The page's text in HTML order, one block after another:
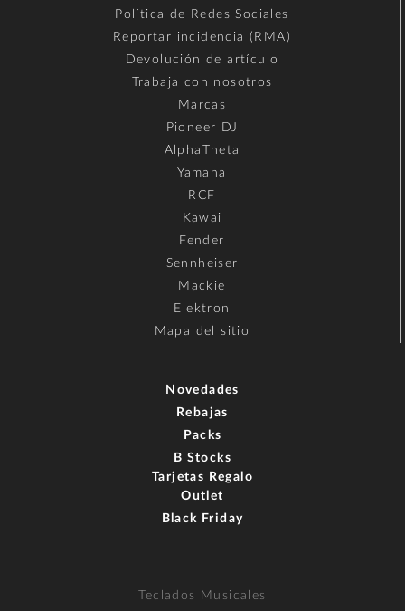
Política de Redes Sociales
Reportar incidencia (RMA)
Devolución de artículo
Trabaja con nosotros
Marcas
Pioneer DJ
AlphaTheta
Yamaha
RCF
Kawai
Fender
Sennheiser
Mackie
Elektron
Mapa del sitio
Novedades
Rebajas
Packs
B Stocks
Tarjetas Regalo
Outlet
Black Friday
Teclados Musicales